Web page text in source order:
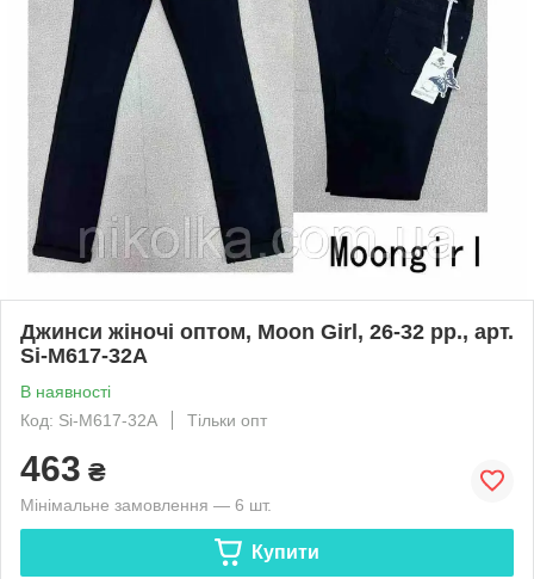
Джинси жіночі оптом, Moon Girl, 26-32 рр., арт.
Si-M617-32A
В наявності
Код: Si-M617-32A
Тільки опт
463 ₴
Мінімальне замовлення — 6 шт.
Купити